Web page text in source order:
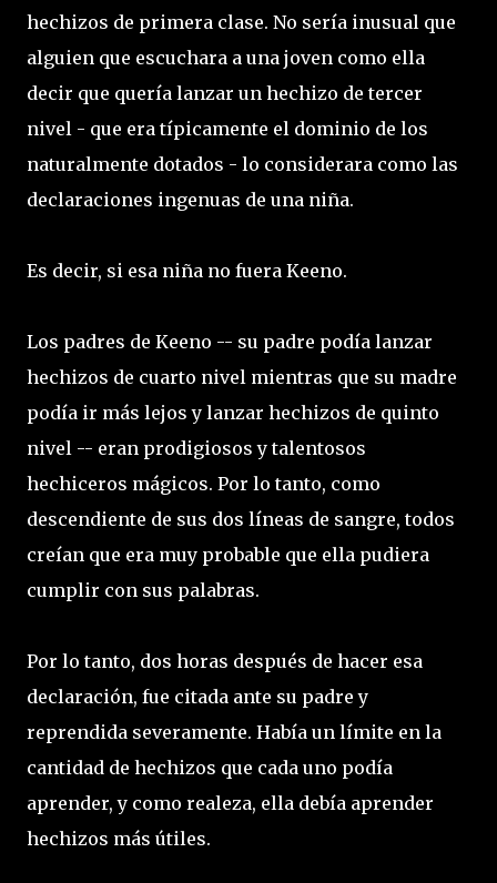
hechizos de primera clase. No sería inusual que
alguien que escuchara a una joven como ella
decir que quería lanzar un hechizo de tercer
nivel - que era típicamente el dominio de los
naturalmente dotados - lo considerara como las
declaraciones ingenuas de una niña.
Es decir, si esa niña no fuera Keeno.
Los padres de Keeno -- su padre podía lanzar
hechizos de cuarto nivel mientras que su madre
podía ir más lejos y lanzar hechizos de quinto
nivel -- eran prodigiosos y talentosos
hechiceros mágicos. Por lo tanto, como
descendiente de sus dos líneas de sangre, todos
creían que era muy probable que ella pudiera
cumplir con sus palabras.
Por lo tanto, dos horas después de hacer esa
declaración, fue citada ante su padre y
reprendida severamente. Había un límite en la
cantidad de hechizos que cada uno podía
aprender, y como realeza, ella debía aprender
hechizos más útiles.